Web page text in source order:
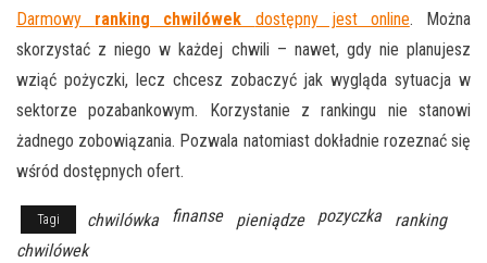
Darmowy ranking chwilówek dostępny jest online. Można
skorzystać z niego w każdej chwili – nawet, gdy nie planujesz
wziąć pożyczki, lecz chcesz zobaczyć jak wygląda sytuacja w
sektorze pozabankowym. Korzystanie z rankingu nie stanowi
żadnego zobowiązania. Pozwala natomiast dokładnie rozeznać się
wśród dostępnych ofert.
Tagi chwilówka finanse pieniądze pozyczka
ranking
chwilówek